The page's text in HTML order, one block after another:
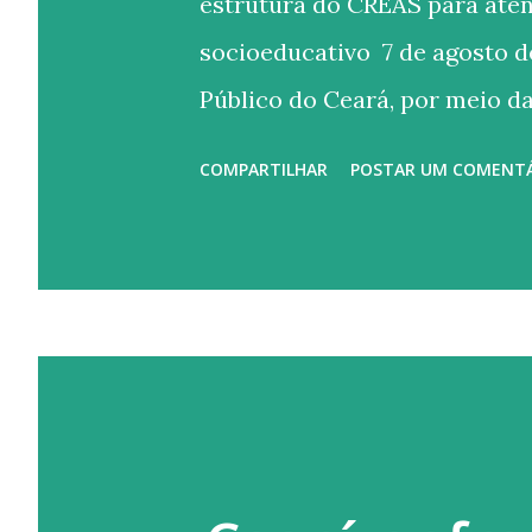
socioeducativo 7 de agosto
Público do Ceará, por meio
domiciliares e promova
COMPARTILHAR POSTAR UM